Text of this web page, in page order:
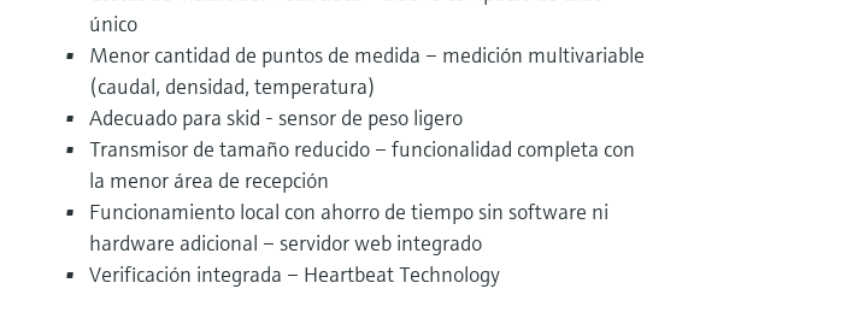
único
Menor cantidad de puntos de medida – medición multivariable
(caudal, densidad, temperatura)
Adecuado para skid - sensor de peso ligero
Transmisor de tamaño reducido – funcionalidad completa con
la menor área de recepción
Funcionamiento local con ahorro de tiempo sin software ni
hardware adicional – servidor web integrado
Verificación integrada – Heartbeat Technology